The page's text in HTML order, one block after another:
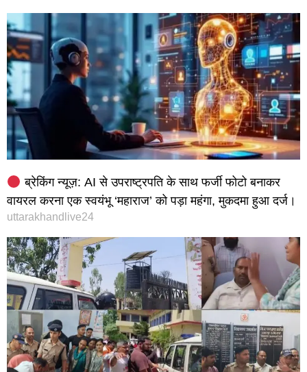
ब्रेकिंग न्यूज़: AI से उपराष्ट्रपति के साथ फर्जी फोटो बनाकर
वायरल करना एक स्वयंभू ‘महाराज’ को पड़ा महंगा, मुकदमा हुआ दर्ज।
uttarakhandlive24